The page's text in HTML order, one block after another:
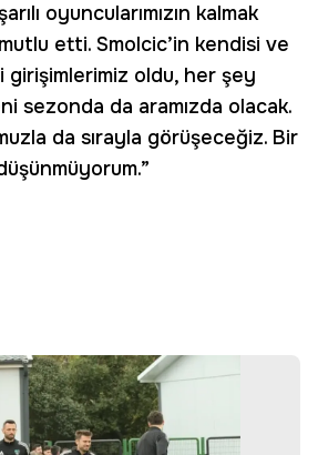
oyuncularımızın kalmak
etti. Smolcic’in kendisi ve
girişimlerimiz oldu, her şey
sezonda da aramızda olacak.
da sırayla görüşeceğiz. Bir